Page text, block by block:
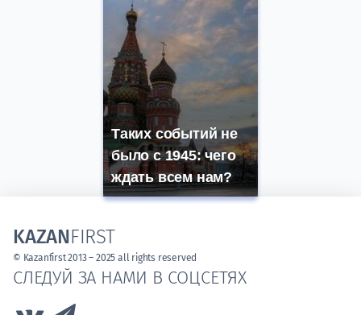
Таких событий не
было с 1945: чего
ждать всем нам?
СЛЕДУЙ ЗА НАМИ В СОЦСЕТЯХ
KAZANFIRST
© Kazanfirst 2013 – 2025 all rights reserved